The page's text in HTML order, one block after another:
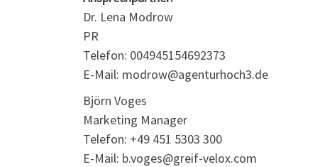
Dr. Lena Modrow
PR
Telefon: 004945154692373
E-Mail: modrow@agenturhoch3.de
Björn Voges
Marketing Manager
Telefon: +49 451 5303 300
E-Mail: b.voges@greif-velox.com